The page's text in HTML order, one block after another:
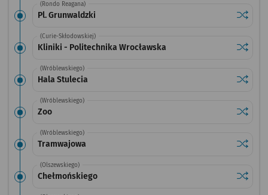
(Rondo Reagana)
Pl. Grunwaldzki
(Curie-Skłodowskiej)
Kliniki - Politechnika Wrocławska
(Wróblewskiego)
Hala Stulecia
(Wróblewskiego)
Zoo
(Wróblewskiego)
Tramwajowa
(Olszewskiego)
Chełmońskiego